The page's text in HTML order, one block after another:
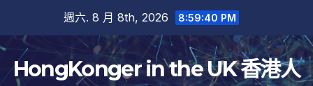
內
容
週六. 8 月 8th, 2026 8:59:41 PM
HongKonger in the UK 香港人